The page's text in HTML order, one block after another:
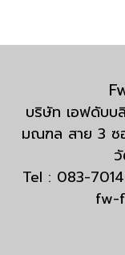
บริษัท เอฟดับ
มณฑล สาย 3 ซ
Tel : 083-
fw-